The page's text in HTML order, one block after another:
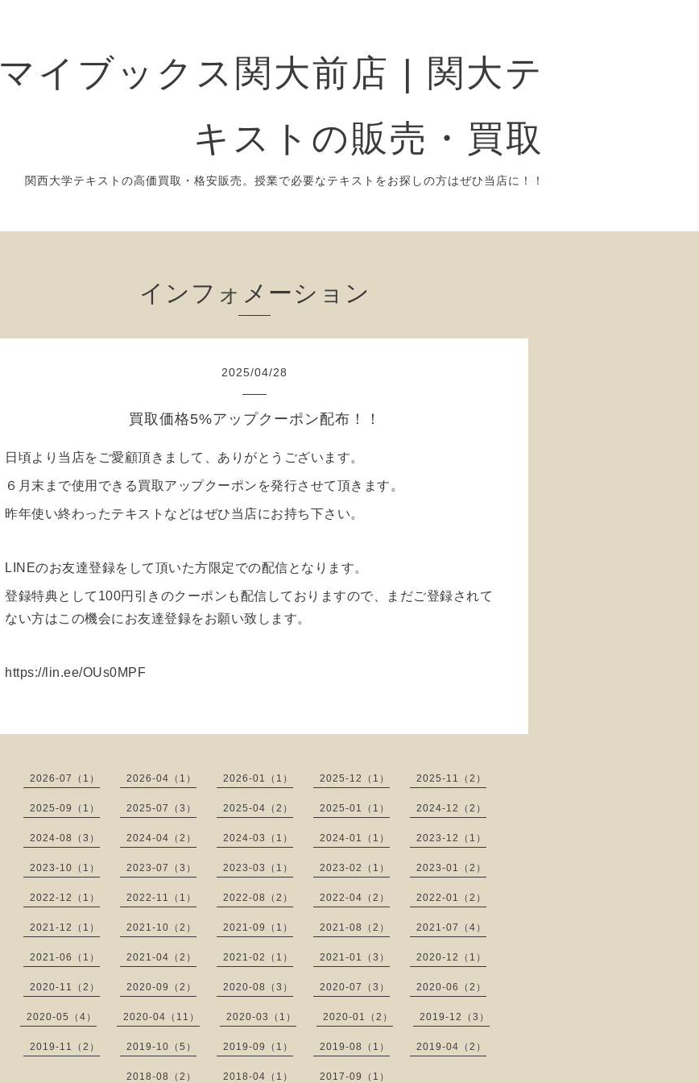
マイブックス関大前店 | 関大テ
キストの販売・買取
関西大学テキストの高価買取・格安販売。授業で必要なテキストをお探しの方はぜひ当店に！！
インフォメーション
2025/04/28
買取価格5%アップクーポン配布！！
日頃より当店をご愛顧頂きまして、ありがとうございます。
６月末まで使用できる買取アップクーポン を発行させて頂きます。
昨年使い終わったテキストなどはぜひ当店にお持ち下さい。
LINEのお友達登録をして頂いた方限定での配信となります。
登録特典として100円引きのクーポンも配信しておりますので、まだご登録されて
ない方はこの機会にお友達登録をお願い致します。
https://lin.ee/OUs0MPF
2026-07（1） 2026-04（1） 2026-01（1） 2025-12（1） 2025-11（2）
2025-09（1） 2025-07（3） 2025-04（2） 2025-01（1） 2024-12（2）
2024-08（3） 2024-04（2） 2024-03（1） 2024-01（1） 2023-12（1）
2023-10（1） 2023-07（3） 2023-03（1） 2023-02（1） 2023-01（2）
2022-12（1） 2022-11（1） 2022-08（2） 2022-04（2） 2022-01（2）
2021-12（1） 2021-10（2） 2021-09（1） 2021-08（2） 2021-07（4）
2021-06（1） 2021-04（2） 2021-02（1） 2021-01（3） 2020-12（1）
2020-11（2） 2020-09（2） 2020-08（3） 2020-07（3） 2020-06（2）
2020-05（4） 2020-04（11） 2020-03（1） 2020-01（2） 2019-12（3）
2019-11（2） 2019-10（5） 2019-09（1） 2019-08（1） 2019-04（2）
2018-08（2） 2018-04（1） 2017-09（1）